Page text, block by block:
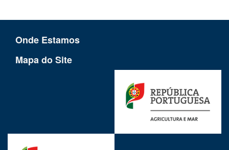
Onde Estamos
Mapa do Site